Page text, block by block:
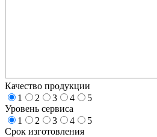
Качество продукции
1
2 3 4
5
Уровень сервиса
1
2 3 4
5
Срок изготовления